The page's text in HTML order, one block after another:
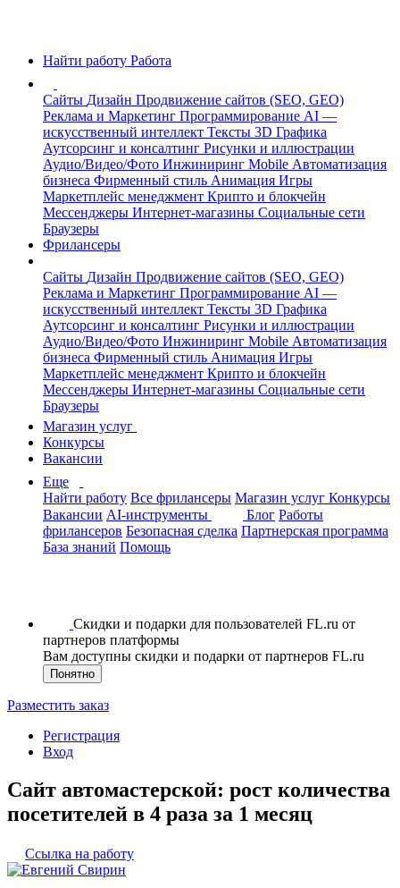
Найти работу Работа
Сайты Дизайн Продвижение сайтов (SEO, GEO)
Реклама и Маркетинг Программирование AI —
искусственный интеллект Тексты 3D Графика
Аутсорсинг и консалтинг Рисунки и иллюстрации
Аудио/Видео/Фото Инжиниринг Mobile Автоматизация
бизнеса Фирменный стиль Анимация Игры
Маркетплейс менеджмент Крипто и блокчейн
Мессенджеры Интернет-магазины Социальные сети
Браузеры
Фрилансеры
Сайты Дизайн Продвижение сайтов (SEO, GEO)
Реклама и Маркетинг Программирование AI —
искусственный интеллект Тексты 3D Графика
Аутсорсинг и консалтинг Рисунки и иллюстрации
Аудио/Видео/Фото Инжиниринг Mobile Автоматизация
бизнеса Фирменный стиль Анимация Игры
Маркетплейс менеджмент Крипто и блокчейн
Мессенджеры Интернет-магазины Социальные сети
Браузеры
Магазин услуг
Конкурсы
Вакансии
Еще
Найти работу Все фрилансеры Магазин услуг Конкурсы
Вакансии AI-инструменты Блог Работы
фрилансеров Безопасная сделка Партнерская программа
База знаний Помощь
Скидки и подарки для пользователей FL.ru от
партнеров платформы
Вам доступны скидки и подарки от партнеров FL.ru
Понятно
Разместить заказ
Регистрация
Вход
Сайт автомастерской: рост количества
посетителей в 4 раза за 1 месяц
Ссылка на работу